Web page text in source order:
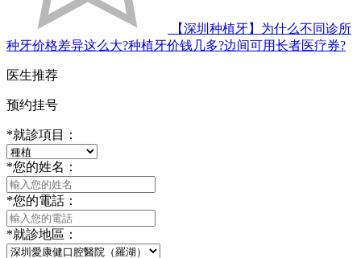
【深圳种植牙】为什么不同诊所
种牙价格差异这么大?种植牙价钱几多?边间可用长者医疗券?
医生推荐
预约挂号
*就診項目：
*您的姓名：
*您的電話：
*就診地區：